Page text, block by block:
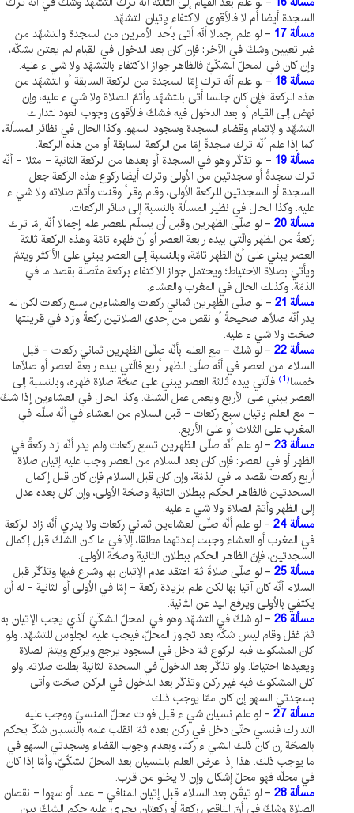
السجدة أيضا أم لا فالأقوى الاكتفاء بإتيان التشهّد.
مسألة 17
- لو علم إجمالا أنّه أتى بأحد الأمرين من السجدة والتشهّد من
غير تعيين وشكّ في الآخر: فإن كان بعد الدخول في القيام لم يعتن بشكّه،
وإن كان في المحلّ الشكّيّ فالظاهر جواز الاكتفاء بالتشهّد ولا شي ء عليه.
مسألة 18
- لو علم أنّه ترك إمّا السجدة من الركعة السابقة أو التشهّد من
هذه الركعة: فإن كان جالسا أتى بالتشهّد وأتمّ الصلاة ولا شي ء عليه، وإن
نهض إلى القيام أو بعد الدخول فيه فشكّ فالأقوى وجوب العود لتدارك
التشهّد والإتمام وقضاء السجدة وسجود السهو. وكذا الحال في نظائر المسألة،
كما إذا علم أنّه ترك سجدةً إمّا من الركعة السابقة أو من هذه الركعة.
مسألة 19
- لو تذكّر وهو في السجدة أو بعدها من الركعة الثانية - مثلا - أنّه
ترك سجدةً أو سجدتين من الاُولى وترك أيضا ركوع هذه الركعة جعل
السجدة أو السجدتين للركعة الاُولى، وقام وقرأ وقنت وأتمّ صلاته ولا شي ء
عليه. وكذا الحال في نظير المسألة بالنسبة إلى سائر الركعات.
مسألة 20
- لو صلّى الظهرين وقبل أن يسلّم للعصر علم إجمالا أنّه إمّا ترك
ركعةً من الظهر والّتي بيده رابعة العصر أو أنّ ظهره تامّة وهذه الركعة ثالثة
العصر يبني على أنّ الظهر تامّة، وبالنسبة إلى العصر يبني على الأكثر ويتمّ
ويأتي بصلاة الاحتياط؛ ويحتمل جواز الاكتفاء بركعة متّصلة بقصد ما في
الذمّة. وكذلك الحال في المغرب والعشاء.
مسألة 21
- لو صلّى الظهرين ثماني ركعات والعشاءين سبع ركعات لكن لم
يدر أنّه صلّاها صحيحةً أو نقص من إحدى الصلاتين ركعةً وزاد في قرينتها
صحّت ولا شي ء عليه.
مسألة 22
- لو شكّ - مع العلم بأنّه صلّى الظهرين ثماني ركعات - قبل
السلام من العصر في أنّه صلّى الظهر أربع فالّتي بيده رابعة العصر أو صلّاها
خمسا(1)
فالّتي بيده ثالثة العصر يبني على صحّة صلاة ظهره، وبالنسبة إلى
العصر يبني على الأربع ويعمل عمل الشكّ. وكذا الحال في العشاءين إذا شكّ
- مع العلم بإتيان سبع ركعات - قبل السلام من العشاء في أنّه سلّم في
المغرب على الثلاث أو على الأربع.
مسألة 23
- لو علم أنّه صلّى الظهرين تسع ركعات ولم يدر أنّه زاد ركعةً في
الظهر أو في العصر: فإن كان بعد السلام من العصر وجب عليه إتيان صلاة
أربع ركعات بقصد ما في الذمّة، وإن كان قبل السلام فإن كان قبل إكمال
السجدتين فالظاهر الحكم ببطلان الثانية وصحّة الاُولى، وإن كان بعده عدل
إلى الظهر وأتمّ الصلاة ولا شي ء عليه.
مسألة 24
- لو علم أنّه صلّى العشاءين ثماني ركعات ولا يدري أنّه زاد الركعة
في المغرب أو العشاء وجبت إعادتهما مطلقا، إلّا في ما كان الشكّ قبل إكمال
السجدتين، فإنّ الظاهر الحكم ببطلان الثانية وصحّة الاُولى.
مسألة 25
- لو صلّى صلاةً ثمّ اعتقد عدم الإتيان بها وشرع فيها وتذكّر قبل
السلام أنّه كان آتيا بها لكن علم بزيادة ركعة - إمّا في الاُولى أو الثانية - له أن
يكتفي بالاُولى ويرفع اليد عن الثانية.
مسألة 26
- لو شكّ في التشهّد وهو في المحلّ الشكّيّ الّذي يجب الإتيان به
ثمّ غفل وقام ليس شكّه بعد تجاوز المحلّ، فيجب عليه الجلوس للتشهّد. ولو
كان المشكوك فيه الركوع ثمّ دخل في السجود يرجع ويركع ويتمّ الصلاة
ويعيدها احتياطا. ولو تذكّر بعد الدخول في السجدة الثانية بطلت صلاته. ولو
كان المشكوك فيه غير ركن وتذكّر بعد الدخول في الركن صحّت وأتى
بسجدتي السهو إن كان ممّا يوجب ذلك.
مسألة 27
- لو علم نسيان شي ء قبل فوات محلّ المنسيّ ووجب عليه
التدارك فنسي حتّى دخل في ركن بعده ثمّ انقلب علمه بالنسيان شكّا يحكم
بالصحّة إن كان ذلك الشي ء ركنا، وبعدم وجوب القضاء وسجدتي السهو في
ما يوجب ذلك. هذا إذا عرض العلم بالنسيان بعد المحلّ الشكّيّ، وأمّا إذا كان
في محلّه فهو محلّ إشكال وإن لا يخلو من قرب.
مسألة 28
- لو تيقّن بعد السلام قبل إتيان المنافي - عمدا أو سهوا - نقصان
الصلاة وشكّ في أنّ الناقص ركعة أو ركعتان يجري عليه حكم الشكّ بين